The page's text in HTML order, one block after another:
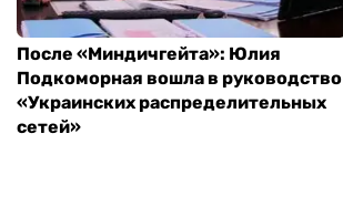
После «Миндичгейта»: Юлия
Подкоморная вошла в руководство
«Украинских распределительных
сетей»